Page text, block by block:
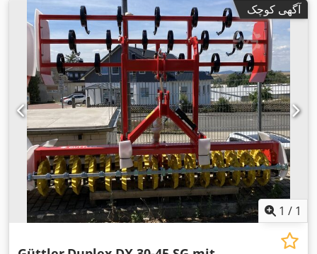
آگهی کوچک
1 / 1